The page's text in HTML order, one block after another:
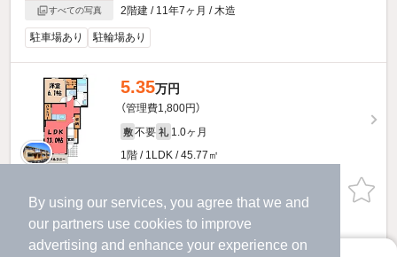
By using our services, you agree that we and
our partners use cookies to improve
advertising and enhance your experience on
すべての写真
2階建 / 11年7ヶ月 / 木造
駐車場あり 駐輪場あり
5.35万円
（管理費1,800円）
敷 不要 礼 1.0ヶ月
1階 / 1LDK / 45.77㎡
提供